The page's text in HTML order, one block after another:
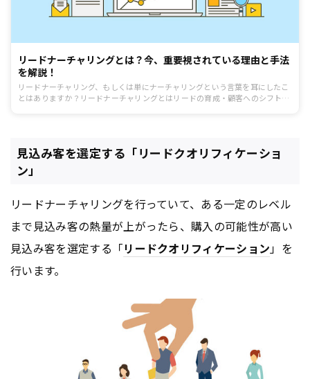
リードナーチャリングとは？今、重要視されている理由と手法
を解説！
リードナーチャリング、もしくは単にナーチャリングという言葉を耳にしたこ
とはありますか？リードナーチャリングとはリードの育成・顧客へのシフトを
見込み客を選定する「リードクオリフィケーショ
ン」
リードナーチャリングを行っていて、ある一定のレベル
まで見込み客の熱量が上がったら、購入の可能性が高い
見込み客を選定する「リードクオリフィケーション」を
行います。